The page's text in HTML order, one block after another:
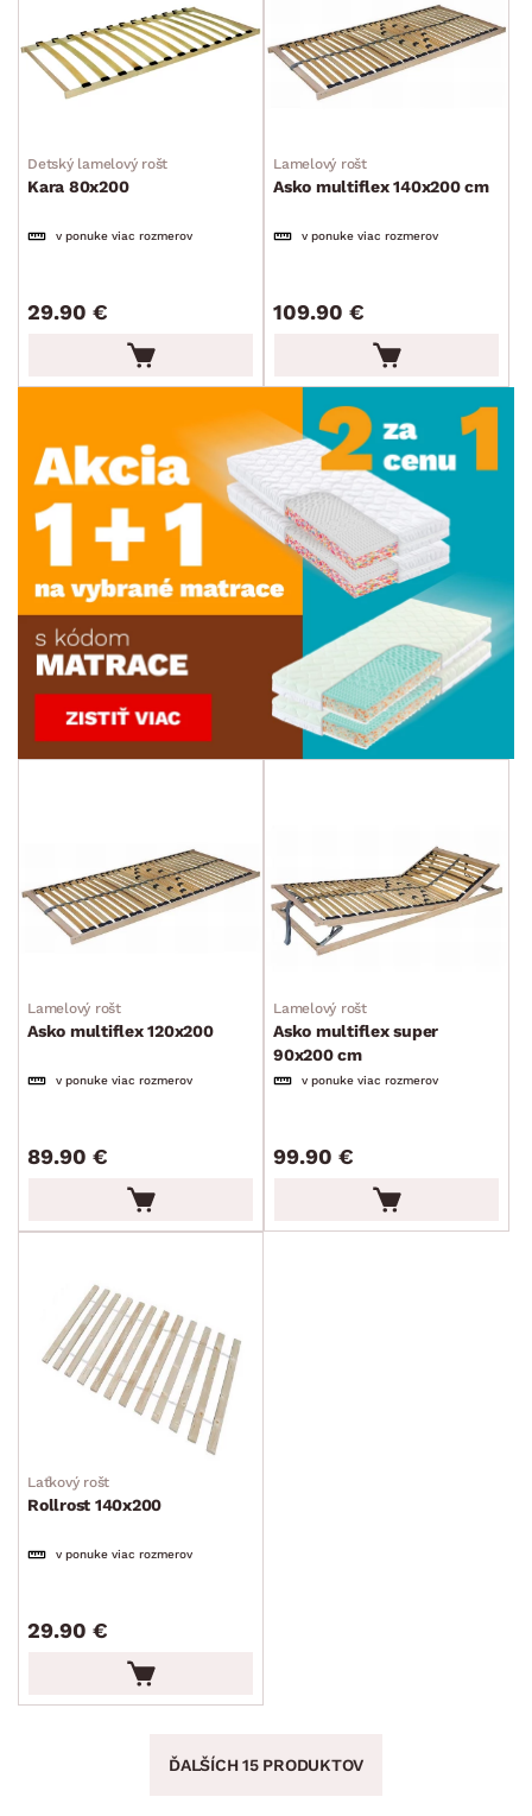
Detský lamelový rošt
Kara 80x200
v ponuke viac rozmerov
29.90 €
Lamelový rošt
Asko multiflex 140x200 cm
v ponuke viac rozmerov
109.90 €
Lamelový rošt
Asko multiflex 120x200
v ponuke viac rozmerov
89.90 €
Lamelový rošt
Asko multiflex super
90x200 cm
v ponuke viac rozmerov
99.90 €
Laťkový rošt
Rollrost 140x200
v ponuke viac rozmerov
29.90 €
ĎALŠÍCH 15 PRODUKTOV